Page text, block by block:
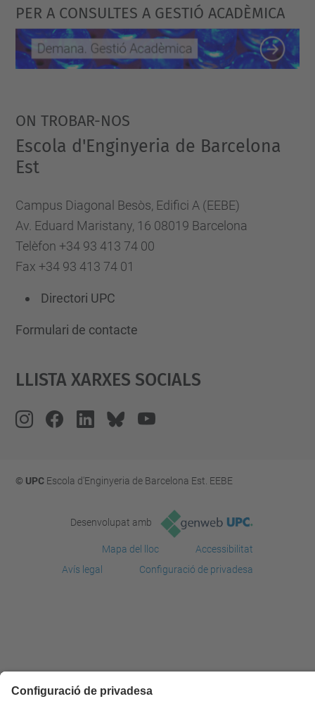
PER A CONSULTES A GESTIÓ ACADÈMICA
ON TROBAR-NOS
Escola d'Enginyeria de Barcelona
Est
Campus Diagonal Besòs, Edifici A (EEBE)
Av. Eduard Maristany, 16 08019 Barcelona
Telèfon +34 93 413 74 00
Fax +34 93 413 74 01
Directori UPC
Formulari de contacte
Llista Xarxes Socials
© UPCEscola d'Enginyeria de Barcelona Est. EEBE
Desenvolupat amb
Mapa del lloc
Accessibilitat
Avís legal
Configuració de privadesa